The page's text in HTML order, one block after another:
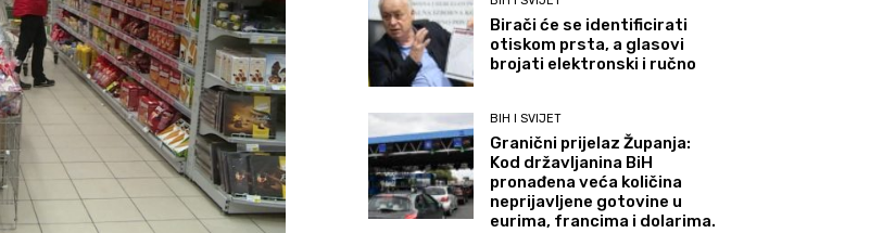
Birači će se identificirati
otiskom prsta, a glasovi
brojati elektronski i ručno
BIH I SVIJET
Granični prijelaz Županja:
Kod državljanina BiH
pronađena veća količina
neprijavljene gotovine u
eurima, francima i dolarima.